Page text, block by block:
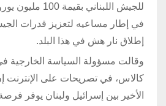
في إطار مساعيه لتعزيز قدرات
إطلاق نار هش في هذا البلد.
وقالت مسؤولة السياسة الخارجية في
كالاس، في تصريحات على الإنترنت
الأخير بين إسرائيل ولبنان يوفر